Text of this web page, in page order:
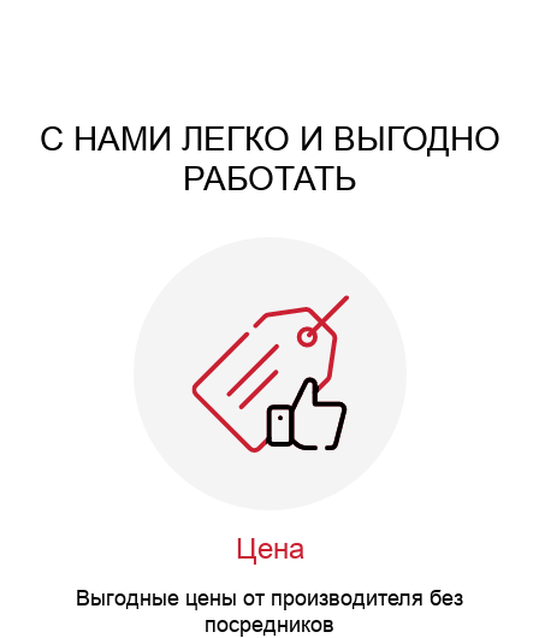
С НАМИ ЛЕГКО И ВЫГОДНО
РАБОТАТЬ
Цена
Выгодные цены от производителя без
посредников